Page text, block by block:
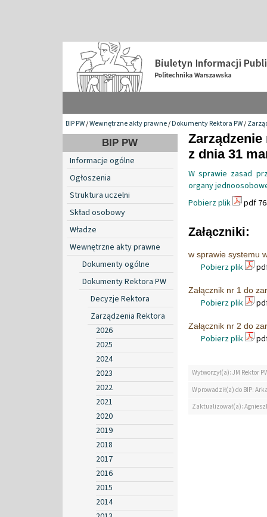
BIP PW/Wewnętrzne akty prawne/Dokumenty Rektora PW/
BIP PW
Informacje ogólne
Ogłoszenia
Struktura uczelni
Skład osobowy
Władze
Wewnętrzne akty prawne
Dokumenty ogólne
Dokumenty Rektora PW
Decyzje Rektora
Zarządzenia Rektora
2026
2025
2024
2023
2022
2021
2020
2019
2018
2017
2016
2015
2014
z dnia 31
W sprawie zasad
organy
Pobierz plik
pdf
Załączniki:
w sprawie systemu
Pobierz plik
Załącznik nr 1 do
Pobierz plik
Załącznik nr 2 do
Pobierz plik
Wytworzył(a): JM Rektor
Wprowadził(a) do BIP:
Zaktualizował(a):